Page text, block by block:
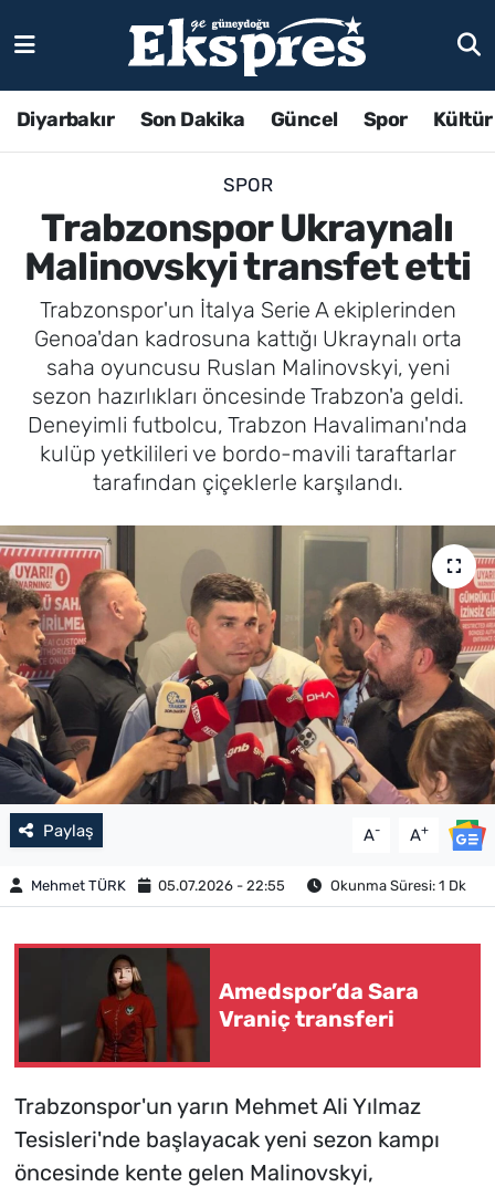
Diyarbakır Son Dakika Güncel Spor
SPOR
Trabzonspor Ukraynalı
Malinovskyi transfet etti
Trabzonspor'un İtalya Serie A ekiplerinden
Genoa'dan kadrosuna kattığı Ukraynalı orta
saha oyuncusu Ruslan Malinovskyi, yeni
sezon hazırlıkları öncesinde Trabzon'a geldi.
Deneyimli futbolcu, Trabzon Havalimanı'nda
kulüp yetkilileri ve bordo-mavili taraftarlar
tarafından çiçeklerle karşılandı.
Paylaş A- A+
Mehmet TÜRK 05.07.2026 - 22:55 Okunma Süresi: 1 Dk
Amedspor’da Sara
Vraniç transferi
Trabzonspor'un yarın Mehmet Ali Yılmaz
Tesisleri'nde başlayacak yeni sezon kampı
öncesinde kente gelen Malinovskyi,